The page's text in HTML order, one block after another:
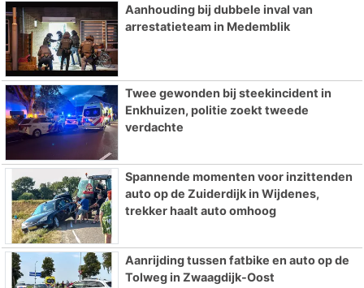
Aanhouding bij dubbele inval van
arrestatieteam in Medemblik
Twee gewonden bij steekincident in
Enkhuizen, politie zoekt tweede
verdachte
Spannende momenten voor inzittenden
auto op de Zuiderdijk in Wijdenes,
trekker haalt auto omhoog
Aanrijding tussen fatbike en auto op de
Tolweg in Zwaagdijk-Oost